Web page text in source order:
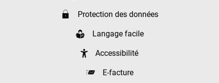
Protection des données
Langage facile
Accessibilité
E-facture